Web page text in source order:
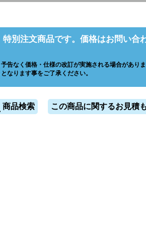
特別注文商品です。価格はお問い合
告なく価格・仕様の改訂が実施される場合がありま
なります事をご了承ください。
商品検索 この商品に関するお見積